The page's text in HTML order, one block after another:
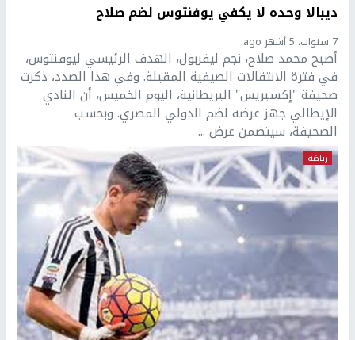
ديبالا وحده لا يكفي يوفنتوس لضم صلاح
7 سنوات، 5 أشهر ago
أصبح محمد صلاح، نجم ليفربول، الهدف الرئيسي ليوفنتوس،
في فترة الانتقالات الصيفية المقبلة. وفي هذا الصدد، ذكرت
صحيفة "إكسبريس" البريطانية، اليوم الخميس، أن النادي
الإيطالي جهز عرضه لضم الدولي المصري. وبحسب
الصحيفة، سيتضمن عرض ...
رياضة